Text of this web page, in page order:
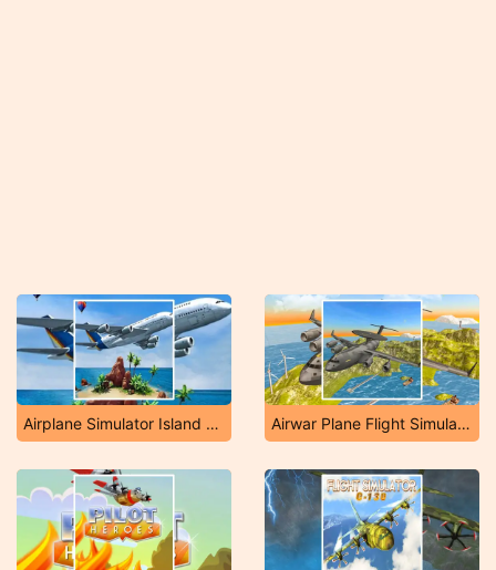
Airplane Simulator Island Travel Airwar Plane Flight Simulator Challenge 3D